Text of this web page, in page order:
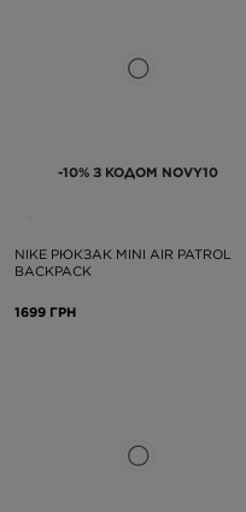
-10% З КОДОМ NOVY10
NIKE РЮКЗАК MINI AIR PATROL
BACKPACK
1699 ГРН